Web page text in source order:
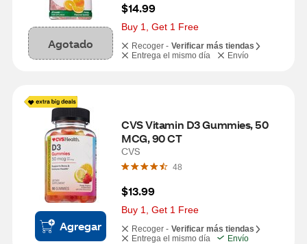
Agotado
$14.99
Buy 1, Get 1 Free
Recoger - Verificar más tiendas
Entrega el mismo día
Envío
Agregar
CVS Vitamin D3 Gummies, 50
MCG, 90 CT
CVS
48
$13.99
Buy 1, Get 1 Free
Recoger - Verificar más tiendas
Entrega el mismo día
Envío